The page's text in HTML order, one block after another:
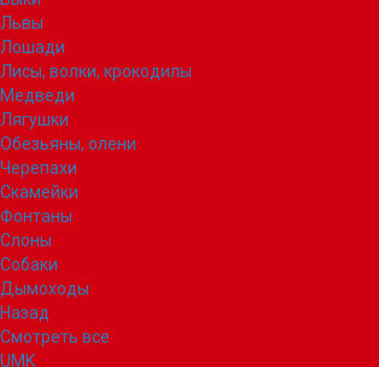
Львы
Лошади
Лисы, волки, крокодилы
Медведи
Лягушки
Обезьяны, олени
Черепахи
Скамейки
Фонтаны
Слоны
Собаки
Дымоходы
Назад
Смотреть все
UMK